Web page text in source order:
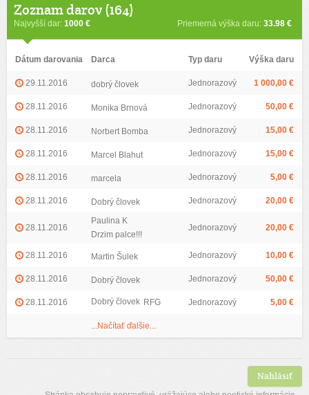
Zoznam darov (164)
Najvyšší dar: 1000 € Priemerná výška daru: 33.98 €
Dátum darovania Darca Typ daru Výška daru
29.11.2016 dobrý človek Jednorazový 1 000,00 €
28.11.2016 Monika Brnová Jednorazový 50,00 €
28.11.2016 Norbert Bomba Jednorazový 15,00 €
28.11.2016 Marcel Blahut Jednorazový 15,00 €
28.11.2016 marcela Jednorazový 5,00 €
28.11.2016 Dobrý človek Jednorazový 20,00 €
28.11.2016
Paulina K
Drzim palce!!!
Jednorazový 20,00 €
28.11.2016 Martin Šulek Jednorazový 10,00 €
28.11.2016 Dobrý človek Jednorazový 50,00 €
28.11.2016 Dobrý človek RFG Jednorazový 5,00 €
...Načítať ďalšie...
Nahlásiť